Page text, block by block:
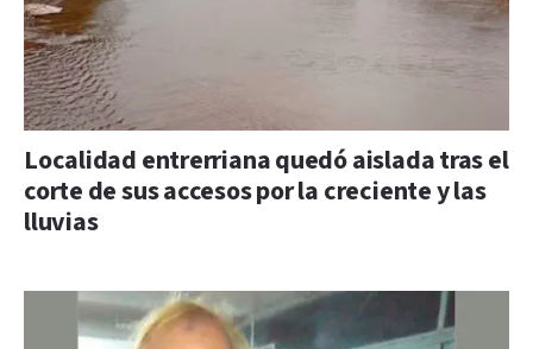
Localidad entrerriana quedó aislada tras el
corte de sus accesos por la creciente y las
lluvias